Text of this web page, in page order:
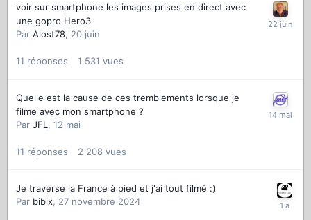
voir sur smartphone les images prises en direct avec
une gopro Hero3
Par Alost78, 20 juin
11 réponses 1 531 vues
Quelle est la cause de ces tremblements lorsque je
filme avec mon smartphone ?
Par JFL , 12 mai
11 réponses 2 208 vues
Je traverse la France à pied et j'ai tout filmé :)
Par bibix, 27 novembre 2024